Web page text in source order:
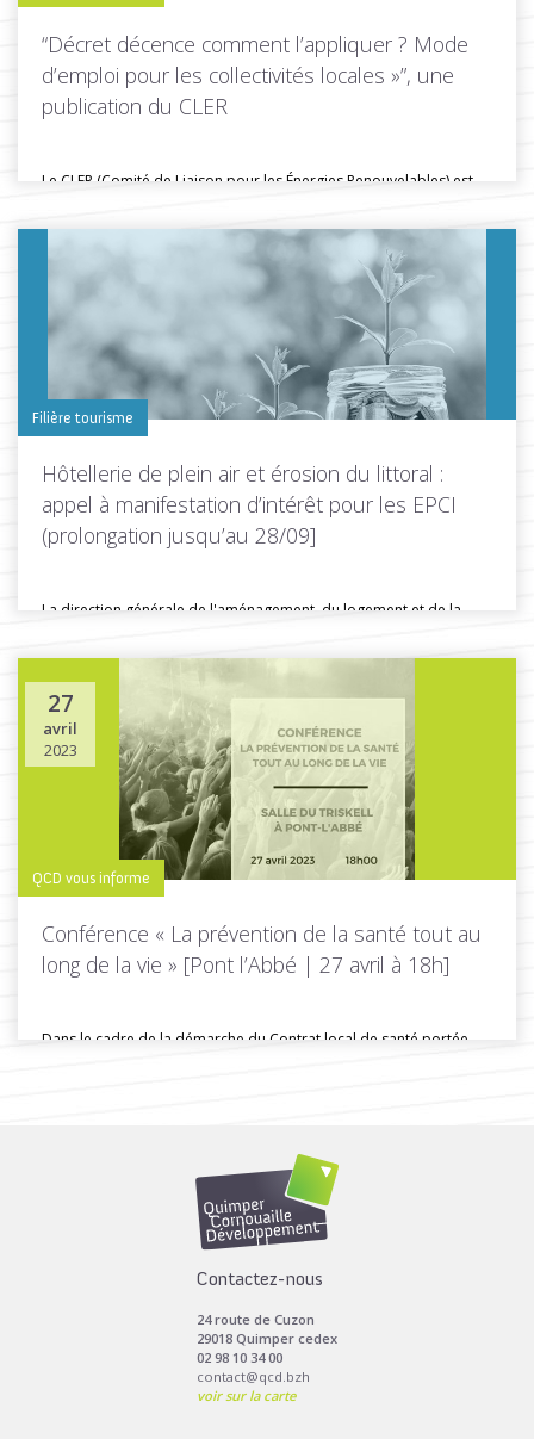
“Décret décence comment l’appliquer ? Mode
d’emploi pour les collectivités locales »”, une
publication du CLER
Le CLER (Comité de Liaison pour les Énergies Renouvelables) est
Toutes les actus de cette rubrique LIRE LA SUITE
Filière tourisme
Hôtellerie de plein air et érosion du littoral :
appel à manifestation d’intérêt pour les EPCI
(prolongation jusqu’au 28/09]
La direction générale de l'aménagement, du logement et de la
Toutes les actus de cette rubrique
27
avril
2023
QCD vous informe
Conférence « La prévention de la santé tout au
long de la vie » [Pont l’Abbé | 27 avril à 18h]
Dans le cadre de la démarche du Contrat local de santé portée...
Toutes les actus de cette rubrique
Contactez-nous
24 route de Cuzon
29018 Quimper cedex
02 98 10 34 00
contact@qcd.bzh
voir sur la carte